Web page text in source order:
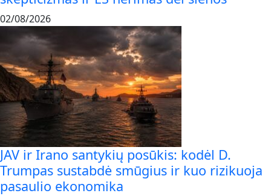
02/08/2026
JAV ir Irano santykių posūkis: kodėl D.
Trumpas sustabdė smūgius ir kuo rizikuoja
pasaulio ekonomika